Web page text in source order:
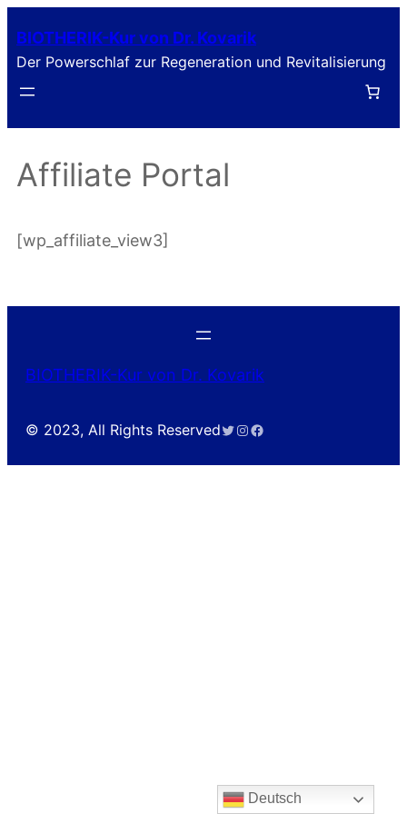
Inhalt
springen
BIOTHERIK-Kur von Dr. Kovarik
Der Powerschlaf zur Regeneration und Revitalisierung
Affiliate Portal
[wp_affiliate_view3]
BIOTHERIK-Kur von Dr. Kovarik
© 2023, All Rights ReservedTwitter
Instagram
Facebook
Deutsch